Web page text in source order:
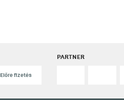
Előre fizetés
PARTNER